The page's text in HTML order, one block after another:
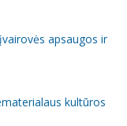
apsaugos ir
kultūros